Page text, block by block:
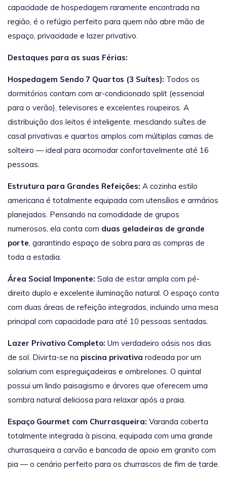
capacidade de hospedagem raramente encontrada na
região, é o refúgio perfeito para quem não abre mão de
espaço, privacidade e lazer privativo.
Destaques para as suas Férias:
Hospedagem Sendo 7 Quartos (3 Suítes): Todos os
dormitórios contam com ar-condicionado split (essencial
para o verão), televisores e excelentes roupeiros. A
distribuição dos leitos é inteligente, mesclando suítes de
casal privativas e quartos amplos com múltiplas camas de
solteiro — ideal para acomodar confortavelmente até 16
pessoas.
Estrutura para Grandes Refeições: A cozinha estilo
americana é totalmente equipada com utensílios e armários
planejados. Pensando na comodidade de grupos
numerosos, ela conta com duas geladeiras de grande
porte , garantindo espaço de sobra para as compras de
toda a estadia.
Área Social Imponente: Sala de estar ampla com pé-
direito duplo e excelente iluminação natural. O espaço conta
com duas áreas de refeição integradas, incluindo uma mesa
principal com capacidade para até 10 pessoas sentadas.
Lazer Privativo Completo: Um verdadeiro oásis nos dias
de sol. Divirta-se na piscina privativa rodeada por um
solarium com espreguiçadeiras e ombrelones. O quintal
possui um lindo paisagismo e árvores que oferecem uma
sombra natural deliciosa para relaxar após a praia.
Espaço Gourmet com Churrasqueira: Varanda coberta
totalmente integrada à piscina, equipada com uma grande
churrasqueira a carvão e bancada de apoio em granito com
pia — o cenário perfeito para os churrascos de fim de tarde.